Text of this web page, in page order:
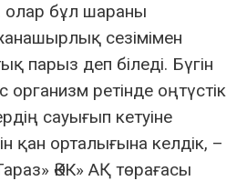
бұл шараны
сезімімен
парыз деп біледі. Бүгін
организм ретінде оңтүстік
сауығып кетуіне
қан орталығына келдік, –
ӘКК» АҚ төрағасы